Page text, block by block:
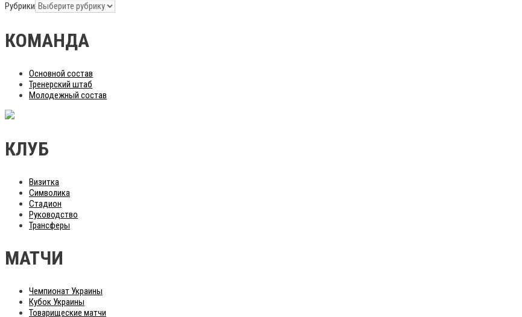
Рубрики
КОМАНДА
Основной состав
Тренерский штаб
Молодежный состав
КЛУБ
Визитка
Символика
Стадион
Руководство
Трансферы
МАТЧИ
Чемпионат Украины
Кубок Украины
Товарищеские матчи